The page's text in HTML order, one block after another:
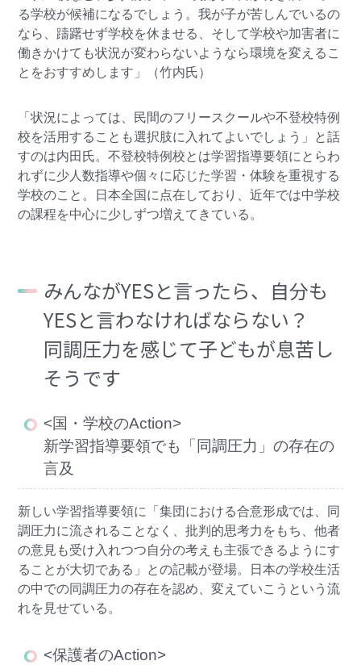
る学校が候補になるでしょう。我が子が苦しんでいるの
なら、躊躇せず学校を休ませる、そして学校や加害者に
働きかけても状況が変わらないようなら環境を変えるこ
とをおすすめします」（竹内氏）
「状況によっては、民間のフリースクールや不登校特例
校を活用することも選択肢に入れてよいでしょう」と話
すのは内田氏。不登校特例校とは学習指導要領にとらわ
れずに少人数指導や個々に応じた学習・体験を重視する
学校のこと。日本全国に点在しており、近年では中学校
の課程を中心に少しずつ増えてきている。
みんながYESと言ったら、自分も
YESと言わなければならない？
同調圧力を感じて子どもが息苦し
そうです
<国・学校のAction>
新学習指導要領でも「同調圧力」の存在の
言及
新しい学習指導要領に「集団における合意形成では、同
調圧力に流されることなく、批判的思考力をもち、他者
の意見も受け入れつつ自分の考えも主張できるようにす
ることが大切である」との記載が登場。日本の学校生活
の中での同調圧力の存在を認め、変えていこうという流
れを見せている。
<保護者のAction>